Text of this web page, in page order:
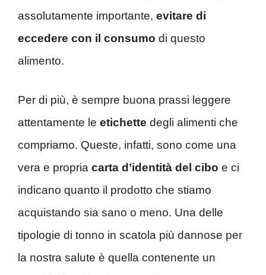
assolutamente importante, evitare di
eccedere con il consumo di questo
alimento.
Per di più, è sempre buona prassi leggere
attentamente le etichette degli alimenti che
compriamo. Queste, infatti, sono come una
vera e propria carta d’identità del cibo e ci
indicano quanto il prodotto che stiamo
acquistando sia sano o meno. Una delle
tipologie di tonno in scatola più dannose per
la nostra salute è quella contenente un